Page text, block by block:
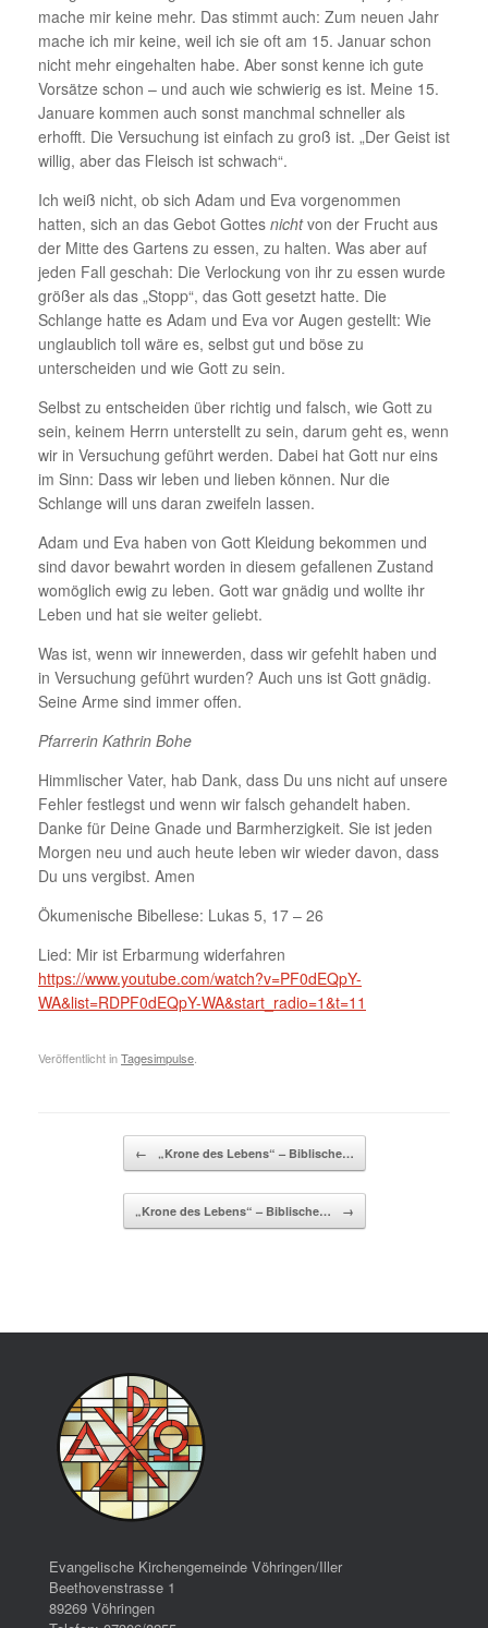
mache mir keine mehr. Das stimmt auch: Zum neuen Jahr
mache ich mir keine, weil ich sie oft am 15. Januar schon
nicht mehr eingehalten habe. Aber sonst kenne ich gute
Vorsätze schon – und auch wie schwierig es ist. Meine 15.
Januare kommen auch sonst manchmal schneller als
erhofft. Die Versuchung ist einfach zu groß ist. „Der Geist ist
willig, aber das Fleisch ist schwach“.
Ich weiß nicht, ob sich Adam und Eva vorgenommen
hatten, sich an das Gebot Gottes nichtvon der Frucht aus
der Mitte des Gartens zu essen, zu halten. Was aber auf
jeden Fall geschah: Die Verlockung von ihr zu essen wurde
größer als das „Stopp“, das Gott gesetzt hatte. Die
Schlange hatte es Adam und Eva vor Augen gestellt: Wie
unglaublich toll wäre es, selbst gut und böse zu
unterscheiden und wie Gott zu sein.
Selbst zu entscheiden über richtig und falsch, wie Gott zu
sein, keinem Herrn unterstellt zu sein, darum geht es, wenn
wir in Versuchung geführt werden. Dabei hat Gott nur eins
im Sinn: Dass wir leben und lieben können. Nur die
Schlange will uns daran zweifeln lassen.
Adam und Eva haben von Gott Kleidung bekommen und
sind davor bewahrt worden in diesem gefallenen Zustand
womöglich ewig zu leben. Gott war gnädig und wollte ihr
Leben und hat sie weiter geliebt.
Was ist, wenn wir innewerden, dass wir gefehlt haben und
in Versuchung geführt wurden? Auch uns ist Gott gnädig.
Seine Arme sind immer offen.
Pfarrerin Kathrin Bohe
Himmlischer Vater, hab Dank, dass Du uns nicht auf unsere
Fehler festlegst und wenn wir falsch gehandelt haben.
Danke für Deine Gnade und Barmherzigkeit. Sie ist jeden
Morgen neu und auch heute leben wir wieder davon, dass
Du uns vergibst. Amen
Ökumenische Bibellese: Lukas 5, 17 – 26
Lied: Mir ist Erbarmung widerfahren
https://www.youtube.com/watch?v=PF0dEQpY-
WA&list=RDPF0dEQpY-WA&start_radio=1&t=11
Veröffentlicht inTagesimpulse
← „Krone des Lebens“ – Biblische…
„Krone des Lebens“ – Biblische… →
Evangelische Kirchengemeinde Vöhringen/Iller
Beethovenstrasse 1
89269 Vöhringen